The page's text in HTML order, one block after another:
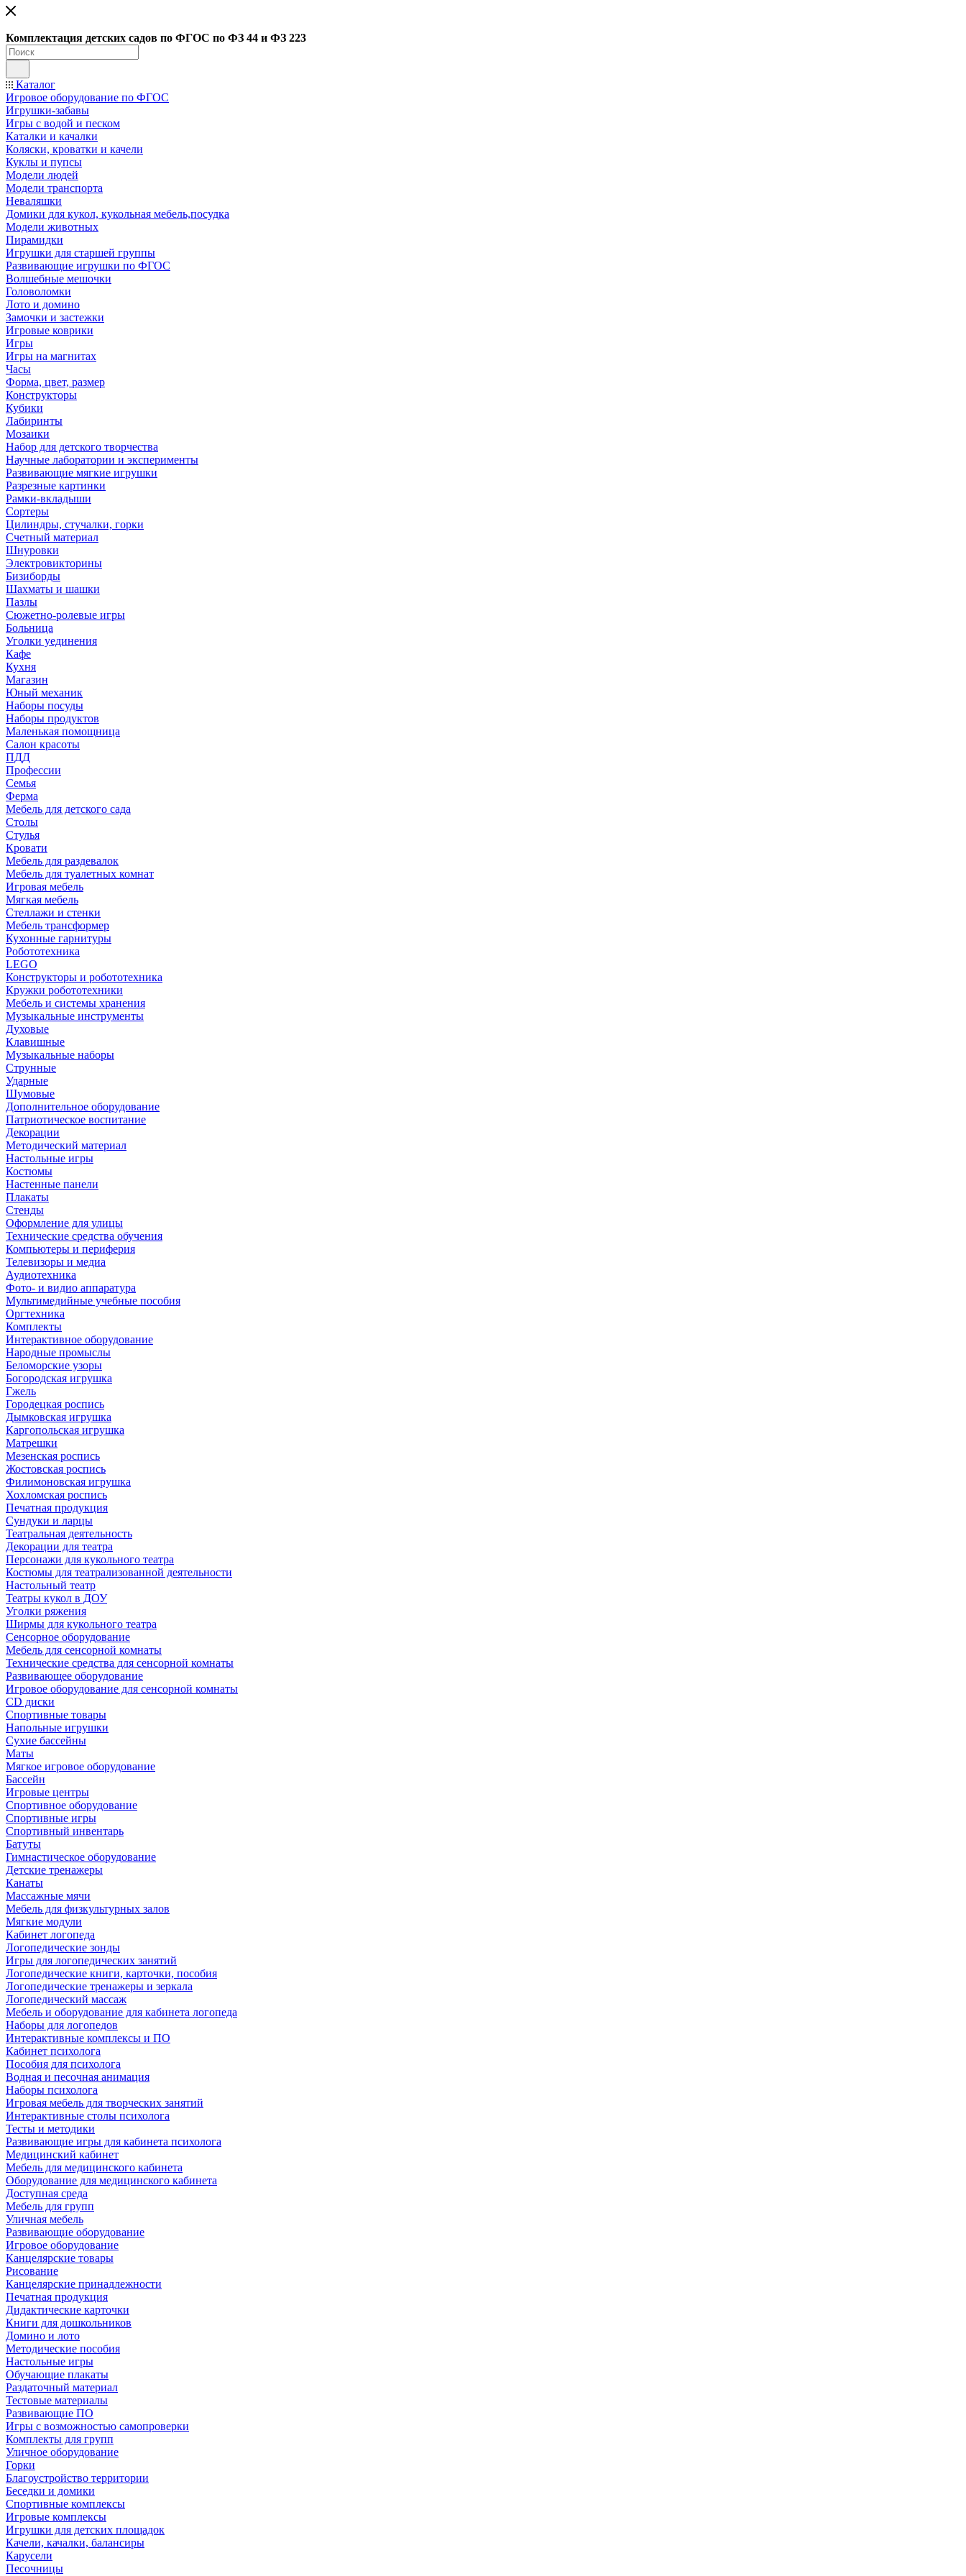
Комплектация детских садов по ФГОC по ФЗ 44 и ФЗ 223
Каталог
Игровое оборудование по ФГОС
Игрушки-забавы
Игры с водой и песком
Каталки и качалки
Коляски, кроватки и качели
Куклы и пупсы
Модели людей
Модели транспорта
Неваляшки
Домики для кукол, кукольная мебель,посудка
Модели животных
Пирамидки
Игрушки для старшей группы
Развивающие игрушки по ФГОС
Волшебные мешочки
Головоломки
Лото и домино
Замочки и застежки
Игровые коврики
Игры
Игры на магнитах
Часы
Форма, цвет, размер
Конструкторы
Кубики
Лабиринты
Мозаики
Набор для детского творчества
Научные лаборатории и эксперименты
Развивающие мягкие игрушки
Разрезные картинки
Рамки-вкладыши
Сортеры
Цилиндры, стучалки, горки
Счетный материал
Шнуровки
Электровикторины
Бизиборды
Шахматы и шашки
Пазлы
Сюжетно-ролевые игры
Больница
Уголки уединения
Кафе
Кухня
Магазин
Юный механик
Наборы посуды
Наборы продуктов
Маленькая помощница
Салон красоты
ПДД
Профессии
Семья
Ферма
Мебель для детского сада
Столы
Cтулья
Кровати
Мебель для раздевалок
Мебель для туалетных комнат
Игровая мебель
Мягкая мебель
Стеллажи и стенки
Мебель трансформер
Кухонные гарнитуры
Робототехника
LEGO
Конструкторы и робототехника
Кружки робототехники
Мебель и системы хранения
Музыкальные инструменты
Духовые
Клавишные
Музыкальные наборы
Струнные
Ударные
Шумовые
Дополнительное оборудование
Патриотическое воспитание
Декорации
Методический материал
Настольные игры
Костюмы
Настенные панели
Плакаты
Стенды
Оформление для улицы
Технические средства обучения
Компьютеры и периферия
Телевизоры и медиа
Аудиотехника
Фото- и видио аппаратура
Мультимедийные учебные пособия
Оргтехника
Комплекты
Интерактивное оборудование
Народные промыслы
Беломорские узоры
Богородская игрушка
Гжель
Городецкая роспись
Дымковская игрушка
Каргопольская игрушка
Матрешки
Мезенская роспись
Жостовская роспись
Филимоновская игрушка
Хохломская роспись
Печатная продукция
Сундуки и ларцы
Театральная деятельность
Декорации для театра
Персонажи для кукольного театра
Костюмы для театрализованной деятельности
Настольный театр
Театры кукол в ДОУ
Уголки ряжения
Ширмы для кукольного театра
Сенсорное оборудование
Мебель для сенсорной комнаты
Технические средства для сенсорной комнаты
Развивающее оборудование
Игровое оборудование для сенсорной комнаты
CD диски
Спортивные товары
Напольные игрушки
Сухие бассейны
Маты
Мягкое игровое оборудование
Бассейн
Игровые центры
Спортивное оборудование
Спортивные игры
Спортивный инвентарь
Батуты
Гимнастическое оборудование
Детские тренажеры
Канаты
Массажные мячи
Мебель для физкультурных залов
Мягкие модули
Кабинет логопеда
Логопедические зонды
Игры для логопедических занятий
Логопедические книги, карточки, пособия
Логопедические тренажеры и зеркала
Логопедический массаж
Мебель и оборудование для кабинета логопеда
Наборы для логопедов
Интерактивные комплексы и ПО
Кабинет психолога
Пособия для психолога
Водная и песочная анимация
Наборы психолога
Игровая мебель для творческих занятий
Интерактивные столы психолога
Тесты и методики
Развивающие игры для кабинета психолога
Медицинский кабинет
Мебель для медицинского кабинета
Оборудование для медицинского кабинета
Доступная среда
Мебель для групп
Уличная мебель
Развивающие оборудование
Игровое оборудование
Канцелярские товары
Рисование
Канцелярские принадлежности
Печатная продукция
Дидактические карточки
Книги для дошкольников
Домино и лото
Методические пособия
Настольные игры
Обучающие плакаты
Раздаточный материал
Тестовые материалы
Развивающие ПО
Игры с возможностью самопроверки
Комплекты для групп
Уличное оборудование
Горки
Благоустройство территории
Беседки и домики
Спортивные комплексы
Игровые комплексы
Игрушки для детских площадок
Качели, качалки, балансиры
Карусели
Песочницы